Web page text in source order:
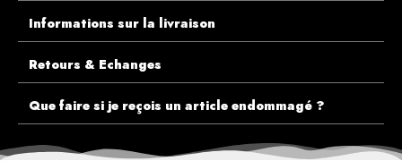
Informations sur la livraison
Retours & Echanges
Que faire si je reçois un article endommagé ?